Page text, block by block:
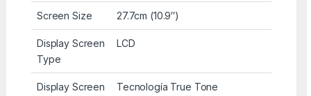
Screen Size 27.7cm (10.9″)
Display Screen
Type
LCD
Display Screen
Tecnología True Tone